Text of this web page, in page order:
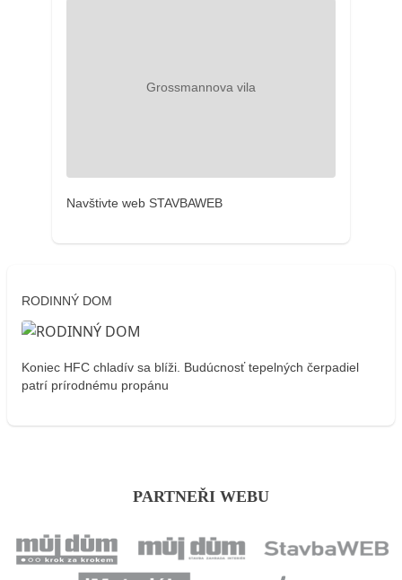
Navštivte web STAVBAWEB
RODINNÝ DOM
Koniec HFC chladív sa blíži. Budúcnosť tepelných čerpadiel
patrí prírodnému propánu
PARTNEŘI WEBU